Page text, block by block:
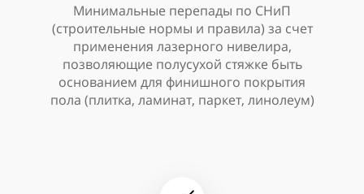
Минимальные перепады по СНиП
(строительные нормы и правила) за счет
применения лазерного нивелира,
позволяющие полусухой стяжке быть
основанием для финишного покрытия
пола (плитка, ламинат, паркет, линолеум)